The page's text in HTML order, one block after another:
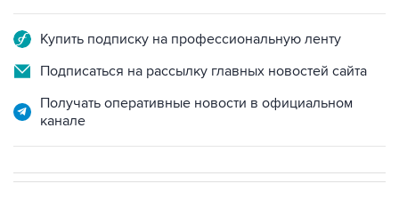
Купить подписку на профессиональную ленту
Подписаться на рассылку главных новостей сайта
Получать оперативные новости в официальном
канале